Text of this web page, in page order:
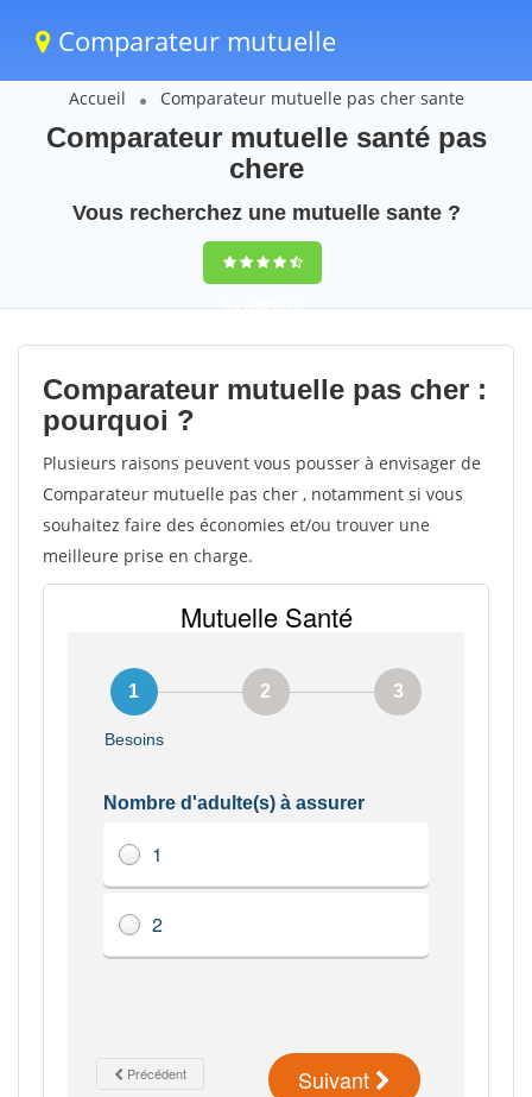
Comparateur mutuelle
Accueil Comparateur mutuelle pas cher sante
Comparateur mutuelle santé pas
chere
Vous recherchez une mutuelle sante ?
9,5(100%)70
votes
Comparateur mutuelle pas cher :
pourquoi ?
Plusieurs raisons peuvent vous pousser à envisager de
Comparateur mutuelle pas cher , notamment si vous
souhaitez faire des économies et/ou trouver une
meilleure prise en charge.